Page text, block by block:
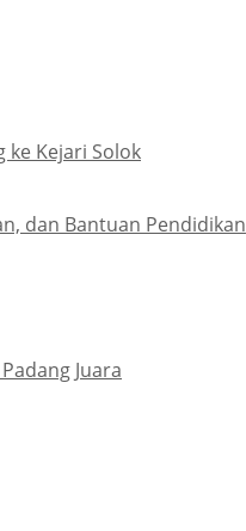
ke Kejari Solok
dan Bantuan Pendidikan
Juara